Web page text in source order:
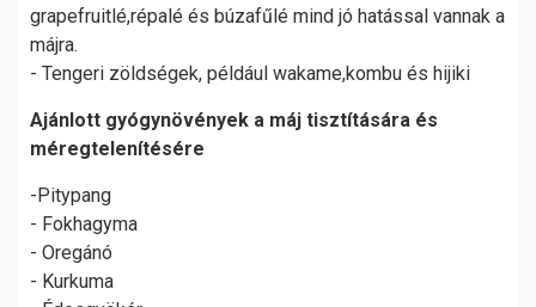
grapefruitlé,répalé és búzafűlé mind jó hatással vannak a
májra.
- Tengeri zöldségek, például wakame,kombu és hijiki
Ajánlott gyógynövények a máj tisztítására és
méregtelenítésére
-Pitypang
- Fokhagyma
- Oregánó
- Kurkuma